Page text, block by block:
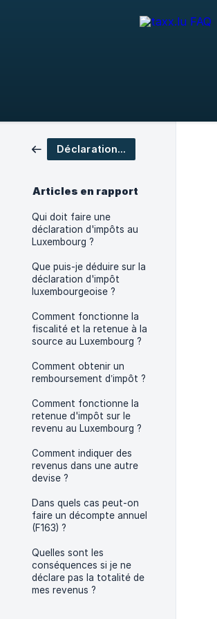
Déclaration d'impôt
Articles en rapport
Qui doit faire une
déclaration d'impôts au
Luxembourg ?
Que puis-je déduire sur la
déclaration d'impôt
luxembourgeoise ?
Comment fonctionne la
fiscalité et la retenue à la
source au Luxembourg ?
Comment obtenir un
remboursement d’impôt ?
Comment fonctionne la
retenue d'impôt sur le
revenu au Luxembourg ?
Comment indiquer des
revenus dans une autre
devise ?
Dans quels cas peut-on
faire un décompte annuel
(F163) ?
Quelles sont les
conséquences si je ne
déclare pas la totalité de
mes revenus ?